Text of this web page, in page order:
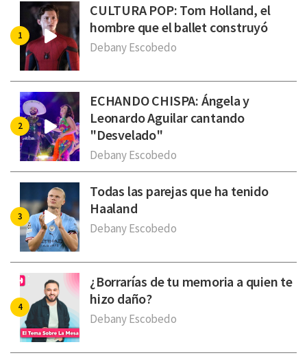
CULTURA POP: Tom Holland, el
hombre que el ballet construyó
Debany Escobedo
ECHANDO CHISPA: Ángela y
Leonardo Aguilar cantando
"Desvelado"
Debany Escobedo
Todas las parejas que ha tenido
Haaland
Debany Escobedo
¿Borrarías de tu memoria a quien te
hizo daño?
Debany Escobedo